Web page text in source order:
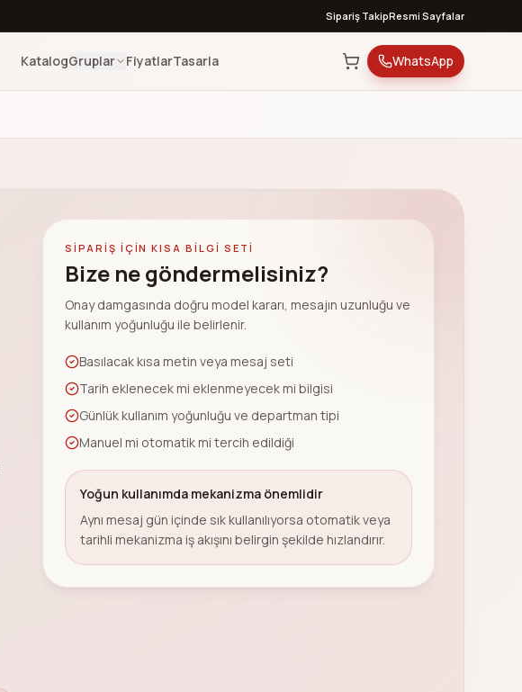
Sipariş TakipResmi Sayfalar
KatalogGruplar FiyatlarTasarla WhatsApp
SIPARIŞ IÇIN KISA BILGI SETI
Bize ne göndermelisiniz?
Onay damgasında doğru model kararı, mesajın uzunluğu ve
kullanım yoğunluğu ile belirlenir.
Basılacak kısa metin veya mesaj seti
Tarih eklenecek mi eklenmeyecek mi bilgisi
Günlük kullanım yoğunluğu ve departman tipi
Manuel mi otomatik mi tercih edildiği
Yoğun kullanımda mekanizma önemlidir
Aynı mesaj gün içinde sık kullanılıyorsa otomatik veya
tarihli mekanizma iş akışını belirgin şekilde hızlandırır.